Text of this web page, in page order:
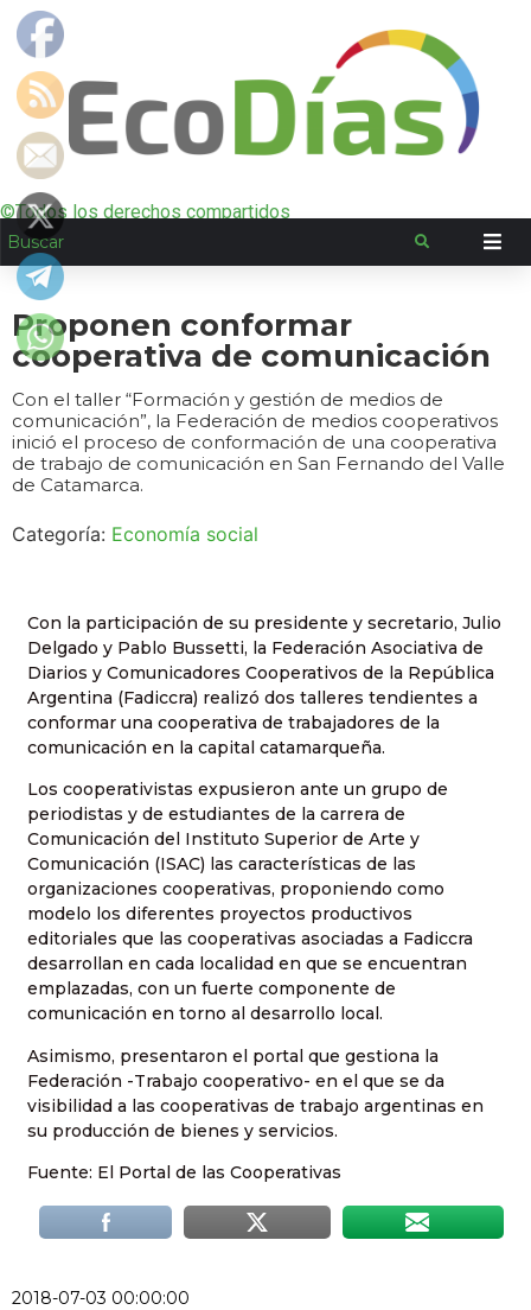
©Todos los derechos compartidos
Proponen conformar
cooperativa de comunicación
Con el taller “Formación y gestión de medios de
comunicación”, la Federación de medios cooperativos
inició el proceso de conformación de una cooperativa
de trabajo de comunicación en San Fernando del Valle
de Catamarca.
Categoría: Economía social
Con la participación de su presidente y secretario, Julio
Delgado y Pablo Bussetti, la Federación Asociativa de
Diarios y Comunicadores Cooperativos de la República
Argentina (Fadiccra) realizó dos talleres tendientes a
conformar una cooperativa de trabajadores de la
comunicación en la capital catamarqueña.
Los cooperativistas expusieron ante un grupo de
periodistas y de estudiantes de la carrera de
Comunicación del Instituto Superior de Arte y
Comunicación (ISAC) las características de las
organizaciones cooperativas, proponiendo como
modelo los diferentes proyectos productivos
editoriales que las cooperativas asociadas a Fadiccra
desarrollan en cada localidad en que se encuentran
emplazadas, con un fuerte componente de
comunicación en torno al desarrollo local.
Asimismo, presentaron el portal que gestiona la
Federación -Trabajo cooperativo- en el que se da
visibilidad a las cooperativas de trabajo argentinas en
su producción de bienes y servicios.
Fuente: El Portal de las Cooperativas
2018-07-03 00:00:00